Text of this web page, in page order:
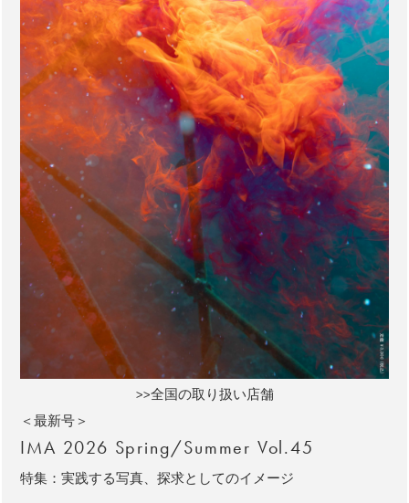
>>全国の取り扱い店舗
＜最新号＞
IMA 2026 Spring/Summer Vol.45
特集：実践する写真、探求としてのイメージ